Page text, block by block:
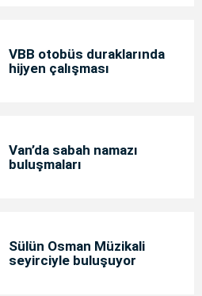
VBB otobüs duraklarında
hijyen çalışması
Van’da sabah namazı
buluşmaları
Sülün Osman Müzikali
seyirciyle buluşuyor